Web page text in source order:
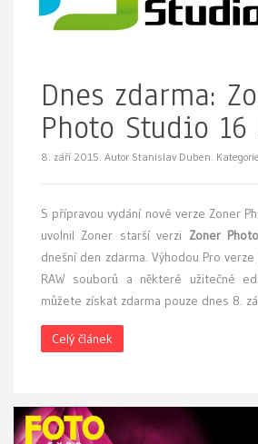
Dnes zdarma:
Photo Studio 16
8. září 2015. Autor Stanislav Duben. Kategorie
S přípravou vydání nové verze Zoner
uvolnil Zoner starší verzi Zoner
dnešní den zdarma. Výhodou Pro
RAW souborů a některé užitečné
můžete získat zdarma pouze dnes 8.
Celý článek